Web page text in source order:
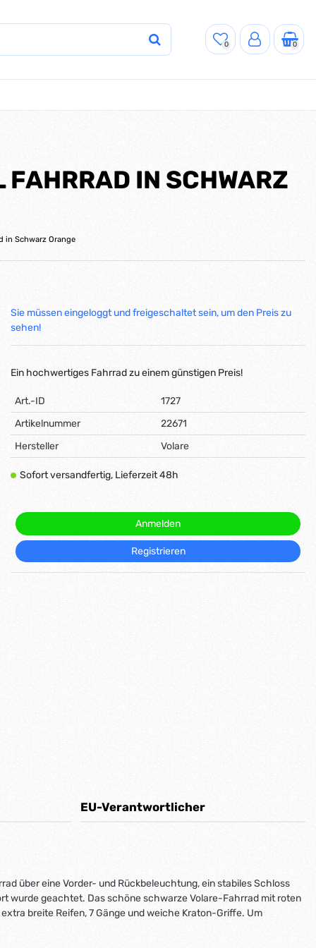
0 0
IN SCHWARZ
in Schwarz Orange
Sie müssen eingeloggt und freigeschaltet sein, um den Preis zu
sehen!
Ein hochwertiges Fahrrad zu einem günstigen Preis!
Art.-ID
1727
Artikelnummer
22671
Hersteller
Volare
Sofort versandfertig, Lieferzeit 48h
Anmelden
Registrieren
EU-Verantwortlicher
über eine Vorder- und Rückbeleuchtung, ein stabiles Schloss
wurde geachtet. Das schöne schwarze Volare-Fahrrad mit roten
breite Reifen, 7 Gänge und weiche Kraton-Griffe. Um